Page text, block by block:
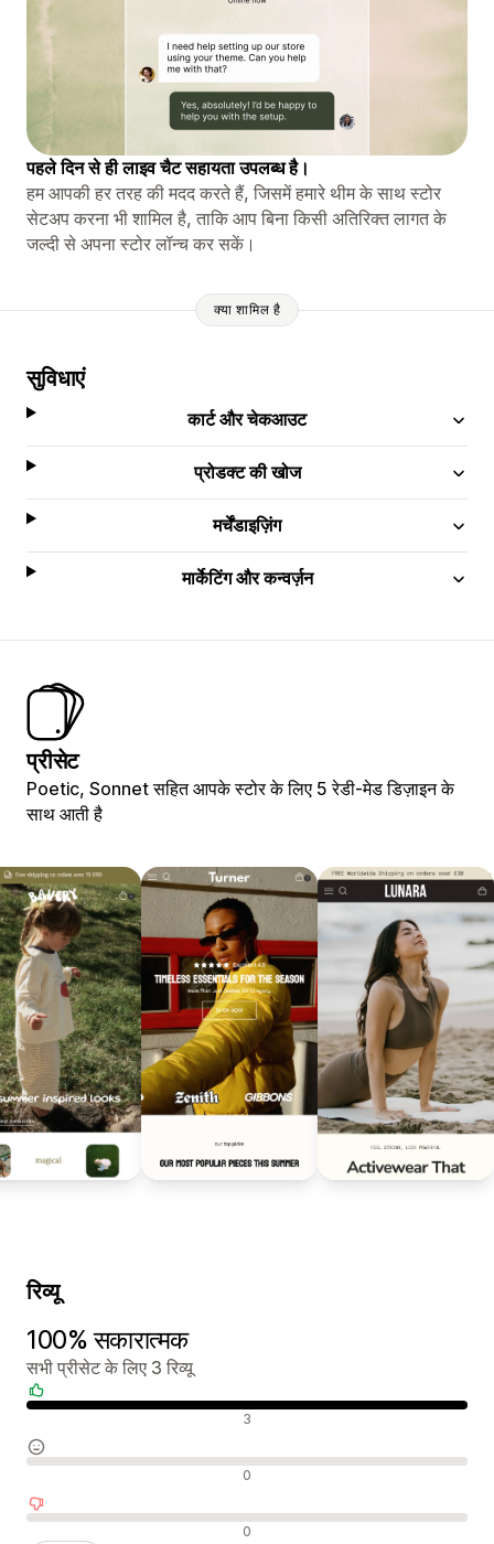
पहले दिन से ही लाइव चैट सहायता उपलब्ध है।
हम आपकी हर तरह की मदद करते हैं, जिसमें हमारे थीम के साथ स्टोर
सेटअप करना भी शामिल है, ताकि आप बिना किसी अतिरिक्त लागत के
जल्दी से अपना स्टोर लॉन्च कर सकें।
क्या शामिल है
सुविधाएं
कार्ट और चेकआउट
प्रोडक्ट की खोज
मर्चेंडाइज़िंग
मार्केटिंग और कन्वर्ज़न
प्रीसेट
Poetic, Sonnet सहित आपके स्टोर के लिए 5 रेडी-मेड डिज़ाइन के
साथ आती है
रिव्यू
100% सकारात्मक
सभी प्रीसेट के लिए 3 रिव्यू
3
0
0